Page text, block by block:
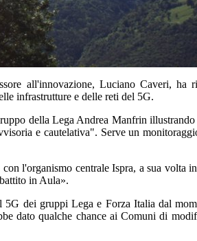
all'innovazione, Luciano Caveri, ha
infrastrutture e delle reti del 5G.
della Lega Andrea Manfrin
e cautelativa". Serve un
l'organismo centrale Ispra, a sua volta
in Aula».
dei gruppi Lega e Forza Italia dal
dato qualche chance ai Comuni di